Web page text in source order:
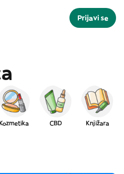
Prijavi se
CBD Knjižara